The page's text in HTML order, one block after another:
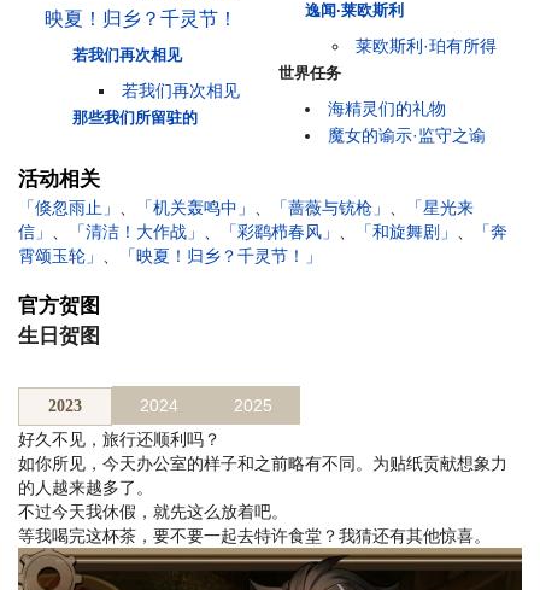
映夏！归乡？千灵节！
若我们再次相见
若我们再次相见
那些我们所留驻的
逸闻·莱欧斯利
莱欧斯利·珀有所得
世界任务
海精灵们的礼物
魔女的谕示·监守之谕
活动相关
「倏忽雨止」 、 「机关轰鸣中」 、 「蔷薇与铳枪」 、
「星光来
信」 、 「清洁！大作战」 、 「彩鹞栉春风」 、 「和旋舞剧」 、
「奔
霄颂玉轮」 、 「映夏！归乡？千灵节！」
官方贺图
生日贺图
2023 2024
2025
好久不见，旅行还顺利吗？
如你所见，今天办公室的样子和之前略有不同。为贴纸贡献想象力
的人越来越多了。
不过今天我休假，就先这么放着吧。
等我喝完这杯茶，要不要一起去特许食堂？我猜还有其他惊喜。